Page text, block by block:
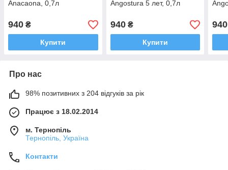
Anacaona, 0,7л
940 ₴
Купити
Angostura 5 лет, 0,7л
940₴
Купити
940
Про нас
98% позитивних з 204 відгуків за рік
Працює з 18.02.2014
м. Тернопіль
Тернопіль, Україна
Контакти